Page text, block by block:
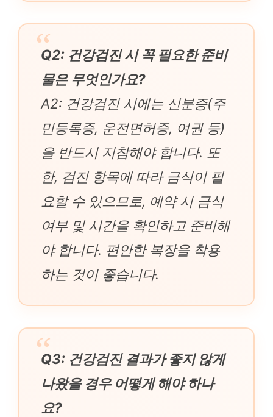
Q2: 건강검진 시 꼭 필요한 준비
물은 무엇인가요?
A2: 건강검진 시에는 신분증(주
민등록증, 운전면허증, 여권 등)
을 반드시 지참해야 합니다. 또
한, 검진 항목에 따라 금식이 필
요할 수 있으므로, 예약 시 금식
여부 및 시간을 확인하고 준비해
야 합니다. 편안한 복장을 착용
하는 것이 좋습니다.
Q3: 건강검진 결과가 좋지 않게
나왔을 경우 어떻게 해야 하나
요?